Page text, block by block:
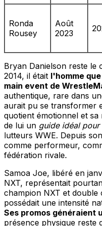
Ronda
Rousey
Août
2023
Bryan Danielson reste le
2014, il était l'homme
main event de
authentique, rare dans
aurait pu se transformer
quotient émotionnel et
de lui un guide idéal
lutteurs WWE. Depuis
comme performeur,
fédération rivale.
Samoa Joe, libéré en
NXT, représentait
champion NXT et double
possédait une intensité
Ses promos généraient
présence physique reste